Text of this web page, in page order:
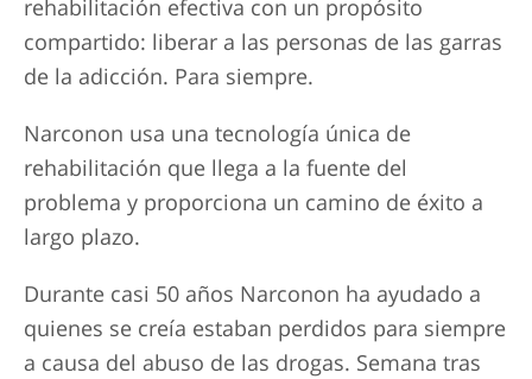
rehabilitación efectiva con un propósito
compartido: liberar a las personas de las garras
de la adicción. Para siempre.
Narconon usa una tecnología única de
rehabilitación que llega a la fuente del
problema y proporciona un camino de éxito a
largo plazo.
Durante casi 50 años Narconon ha ayudado a
quienes se creía estaban perdidos para siempre
a causa del abuso de las drogas. Semana tras